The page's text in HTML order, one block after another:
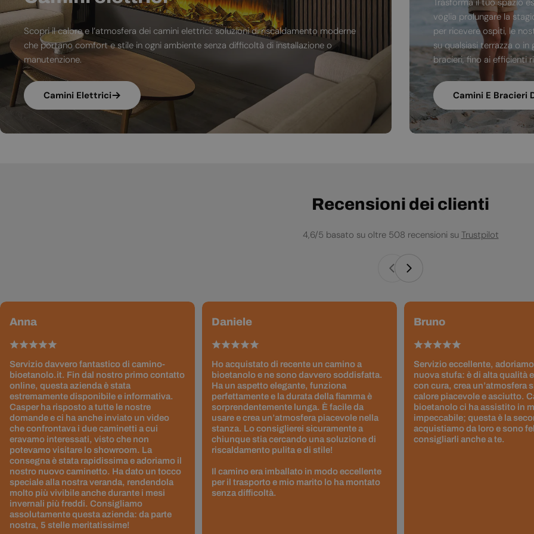
Scopri il calore e l’atmosfera dei camini elettrici: soluzioni di riscaldamento moderne
che portano comfort e stile in ogni ambiente senza difficoltà di installazione o
manutenzione.
Camini Elettrici
Trasforma il tuo spazio
voglia prolungare la
per ricevere ospiti, le
su qualsiasi terrazza o
bracieri, fino ai efficienti
Camini E Bracieri
Recensioni dei clienti
4,6/5 basato su oltre 508 recensioni su Trustpilot
Anna
Servizio davvero fantastico di camino-
bioetanolo.it. Fin dal nostro primo contatto
online, questa azienda è stata
estremamente disponibile e informativa.
Casper ha risposto a tutte le nostre
domande e ci ha anche inviato un video
che confrontava i due caminetti a cui
eravamo interessati, visto che non
potevamo visitare lo showroom. La
consegna è stata rapidissima e adoriamo il
nostro nuovo caminetto. Ha dato un tocco
speciale alla nostra veranda, rendendola
molto più vivibile anche durante i mesi
invernali più freddi. Consigliamo
assolutamente questa azienda: da parte
nostra, 5 stelle meritatissime!
Daniele
Ho acquistato di recente un camino a
bioetanolo e ne sono davvero soddisfatta.
Ha un aspetto elegante, funziona
perfettamente e la durata della fiamma è
sorprendentemente lunga. È facile da
usare e crea un’atmosfera piacevole nella
stanza. Lo consiglierei sicuramente a
chiunque stia cercando una soluzione di
riscaldamento pulita e di stile!
Il camino era imballato in modo eccellente
per il trasporto e mio marito lo ha montato
senza difficoltà.
Bruno
Servizio eccellente,
nuova stufa: è di alta qualità
con cura, crea un’atmosfera
calore piacevole e asciutto.
bioetanolo ci ha assistito in
impeccabile; questa è la
acquistiamo da loro e sono
consigliarli anche a te.